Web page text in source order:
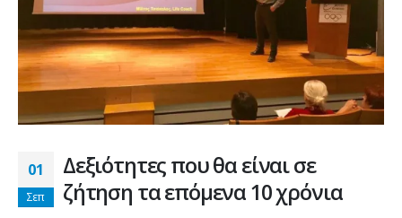
01
Σεπ
Δεξιότητες που θα είναι σε
ζήτηση τα επόμενα 10 χρόνια